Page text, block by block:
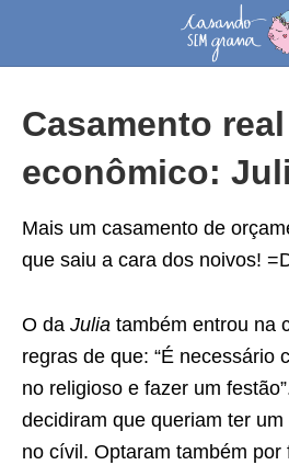
Casamento
econômico:
Mais um casamento de
que saiu a cara dos noivos!
O da Julia também entrou na
regras de que: “É necessário
no religioso e fazer um
decidiram que queriam ter
no cívil. Optaram também por